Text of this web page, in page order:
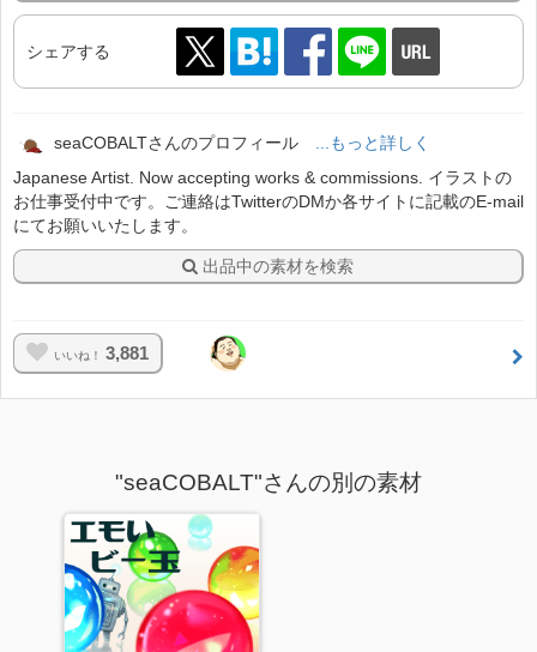
シェアする
seaCOBALTさんのプロフィール
...もっと詳しく
Japanese Artist. Now accepting works & commissions. イラストの
お仕事受付中です。ご連絡はTwitterのDMか各サイトに記載のE-mail
にてお願いいたします。
出品中の素材を検索
いいね！ 3,881
"seaCOBALT"さんの別の素材